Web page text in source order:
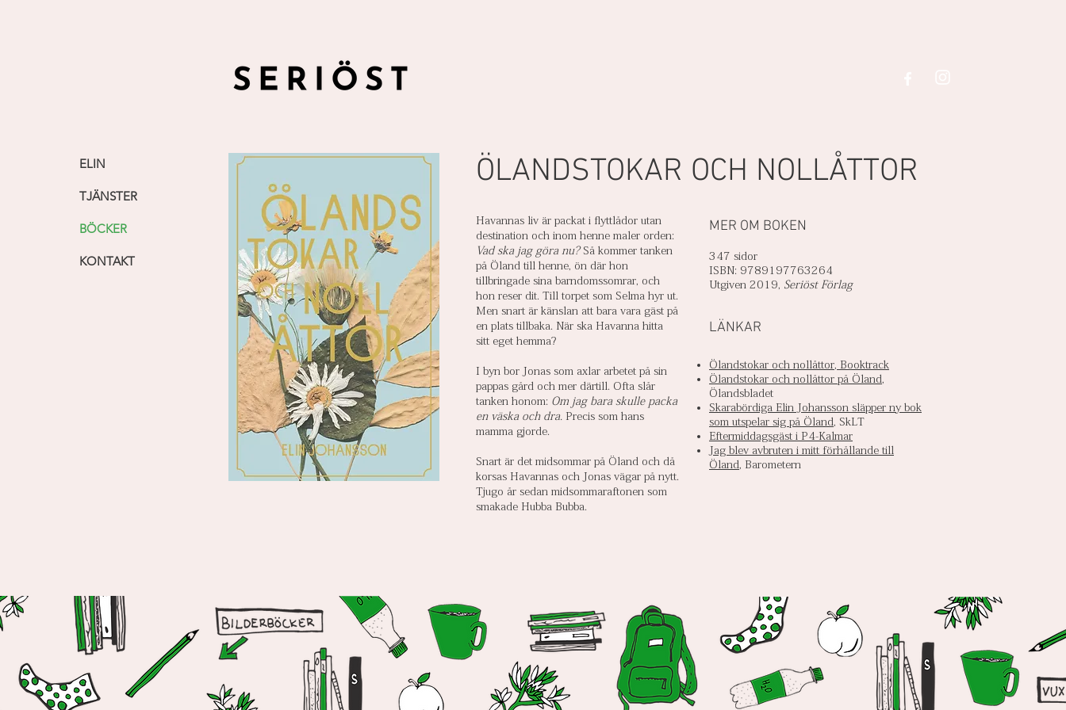
ÖLANDSTOKAR OCH NOLLÅTTOR
Havannas liv är packat i flyttlådor utan
destination och inom henne maler orden:
Vad ska jag göra nu?Så kommer tanken
på Öland till henne, ön där hon
tillbringade sina barndomssomrar, och
hon reser dit. Till torpet som Selma hyr ut.
Men snart är känslan att bara vara gäst på
en plats tillbaka. När ska Havanna hitta
sitt eget hemma?
I byn bor Jonas som axlar arbetet på sin
pappas gård och mer därtill. Ofta slår
tanken honom: Om jag bara skulle packa
en väska och dra. Precis som hans
mamma gjorde.
Snart är det midsommar på Öland och då
korsas Havannas och Jonas vägar på nytt.
Tjugo år sedan midsommaraftonen som
smakade Hubba Bubba.
MER OM BOKEN
347 sidor
ISBN: 9789197763264
Utgiven 2019, Seriöst Förlag
​LÄNKAR
Ölandstokar och nollåttor, Booktrack
Ölandstokar och nollåttor på Öland ,
Ölandsbladet
Skarabördiga Elin Johansson släpper ny bok
som utspelar sig på Öland , SkLT
Eftermiddagsgäst i P4-Kalmar
Jag blev avbruten i mitt förhållande till
Öland , Barometern
ELIN
TJÄNSTER
BÖCKER
KONTAKT